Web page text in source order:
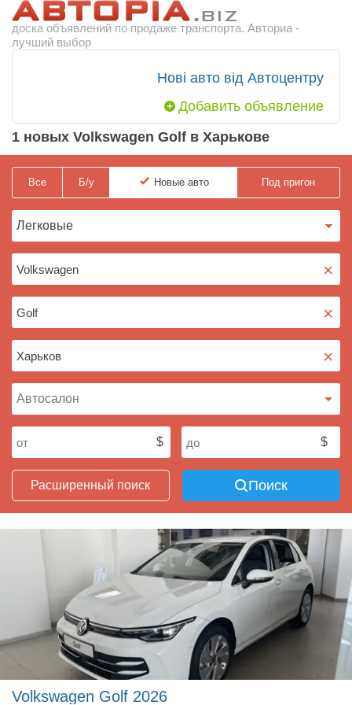
доска объявлений по продаже транспорта. Авториа -
лучший выбор
Нові авто від Автоцентру
Добавить объявление
1 новых Volkswagen Golf в Харькове
Все Б/у Новые авто Под пригон
×
×
×
Расширенный поиск Поиск
Volkswagen Golf 2026